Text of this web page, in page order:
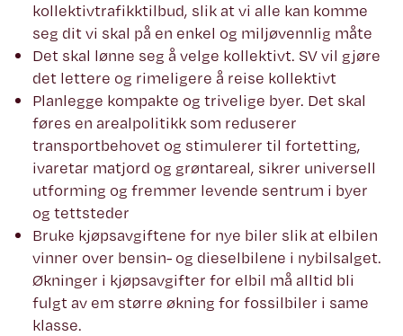
kollektivtrafikktilbud, slik at vi alle kan komme
seg dit vi skal på en enkel og miljøvennlig måte
Det skal lønne seg å velge kollektivt. SV vil gjøre
det lettere og rimeligere å reise kollektivt
Planlegge kompakte og trivelige byer. Det skal
føres en arealpolitikk som reduserer
transportbehovet og stimulerer til fortetting,
ivaretar matjord og grøntareal, sikrer universell
utforming og fremmer levende sentrum i byer
og tettsteder
Bruke kjøpsavgiftene for nye biler slik at elbilen
vinner over bensin- og dieselbilene i nybilsalget.
Økninger i kjøpsavgifter for elbil må alltid bli
fulgt av em større økning for fossilbiler i same
klasse.